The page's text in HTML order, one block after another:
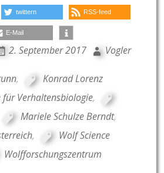
twittern RSS-feed
E-Mail
2. September 2017 Vogler
,
Konrad Lorenz
für Verhaltensbiologie,
Mariele Schulze Berndt,
,
Wolf Science
Wolfforschungszentrum